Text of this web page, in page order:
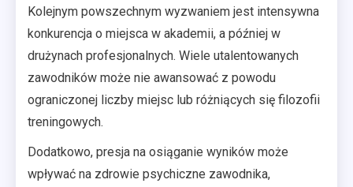
Kolejnym powszechnym wyzwaniem jest intensywna
konkurencja o miejsca w akademii, a później w
drużynach profesjonalnych. Wiele utalentowanych
zawodników może nie awansować z powodu
ograniczonej liczby miejsc lub różniących się filozofii
treningowych.
Dodatkowo, presja na osiąganie wyników może
wpływać na zdrowie psychiczne zawodnika,